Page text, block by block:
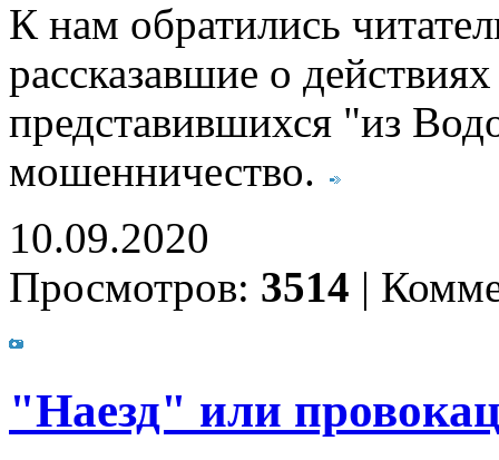
К нам обратились
рассказавшие о
представившихся "из
мошенничество.
10.09.2020
Просмотров: 3514 |
"Наезд" или